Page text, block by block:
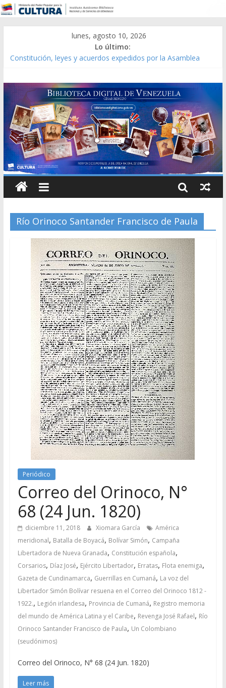
lunes, agosto 10, 2026
Lo último:
Constitución, leyes y acuerdos expedidos por la Asamblea
Modesta Bor Sánchez [material gráfico]
Gaceta Oficial de la República de Venezuela año CXXXIII Mes V,
Caracas 09 de marzo de 2006 N° 38.394
Catálogo temático de obras de Modesta Bor
Río Orinoco Santander Francisco de Paula
Periódico
Correo del Orinoco, N°
68 (24 Jun. 1820)
diciembre 11, 2018 Xiomara García
América
meridional, Batalla de Boyacá, Bolívar Simón, Campaña
Libertadora de Nueva Granada, Constitución española,
Corsarios, Díaz José, Ejército Libertador, Erratas, Flota enemiga,
Gazeta de Cundinamarca, Guerrillas en Cumaná, La voz del
Libertador Simón Bolívar resuena en el Correo del Orinoco 1812 -
1922., Legión irlandesa, Provincia de Cumaná, Registro memoria
del mundo de América Latina y el Caribe, Revenga José Rafael, Río
Orinoco Santander Francisco de Paula, Un Colombiano
(seudónimos)
Correo del Orinoco, N° 68 (24 Jun. 1820)
Leer más